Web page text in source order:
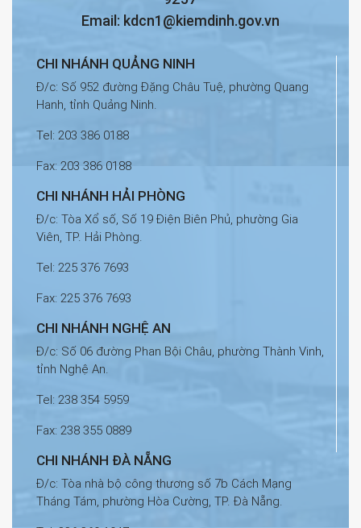
Email: kdcn1@kiemdinh.gov.vn
CHI NHÁNH QUẢNG NINH
Đ/c: Số 952 đường Đặng Châu Tuệ, phường Quang
Hanh, tỉnh Quảng Ninh.
Tel: 203 386 0188
Fax: 203 386 0188
CHI NHÁNH HẢI PHÒNG
Đ/c: Tòa Xổ số, Số 19 Điện Biên Phủ, phường Gia
Viên, TP. Hải Phòng.
Tel: 225 376 7693
Fax: 225 376 7693
CHI NHÁNH NGHỆ AN
Đ/c: Số 06 đường Phan Bội Châu, phường Thành Vinh,
tỉnh Nghệ An.
Tel: 238 354 5959
Fax: 238 355 0889
CHI NHÁNH ĐÀ NẴNG
Đ/c: Tòa nhà bộ công thương số 7b Cách Mạng
Tháng Tám, phường Hòa Cường, TP. Đà Nẵng.